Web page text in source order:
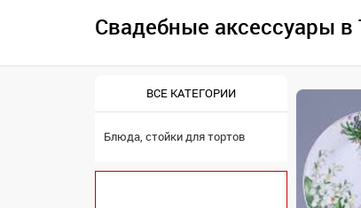
Свадебные аксессуары в
ВСЕ КАТЕГОРИИ
Блюда, стойки для тортов